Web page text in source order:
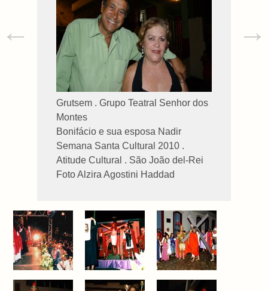
Grutsem . Grupo Teatral Senhor dos
Montes
Bonifácio e sua esposa Nadir
Semana Santa Cultural 2010 .
Atitude Cultural . São João del-Rei
Foto Alzira Agostini Haddad
← →